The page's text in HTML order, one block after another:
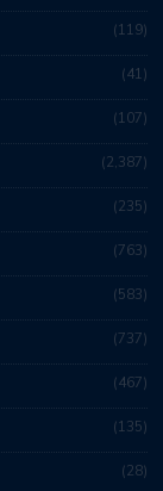
119
41
107
2,387
235
763
583
737
467
135
28